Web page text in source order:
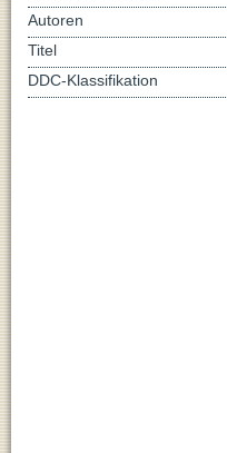
Autoren
Titel
DDC-Klassifikation